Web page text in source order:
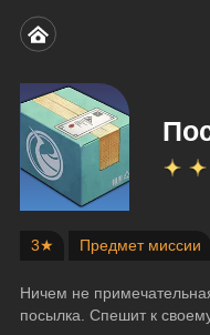
3★ Предмет миссии
Ничем не
посылка. Спешит к